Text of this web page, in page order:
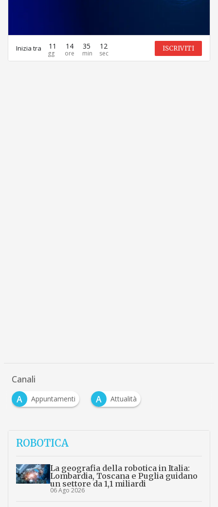
Inizia tra 11 14 35 12 ISCRIVITI
Canali
A
Appuntamenti A Attualità
ROBOTICA
La geografia della robotica in Italia:
Lombardia, Toscana e Puglia guidano
un settore da 1,1 miliardi
06 Ago 2026